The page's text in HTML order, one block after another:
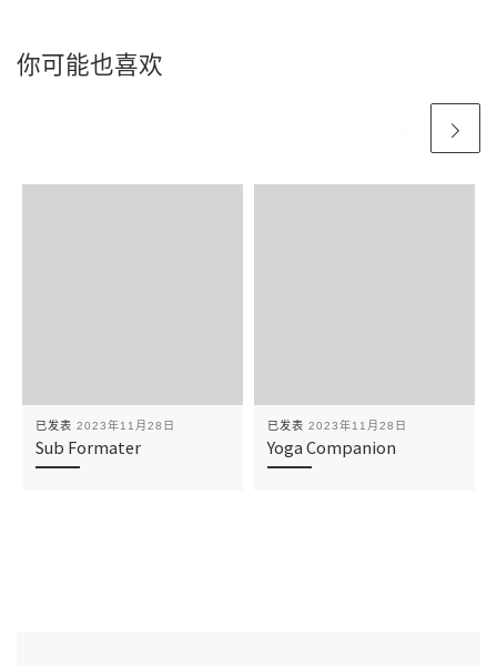
你可能也喜欢
已发表 2023年11月28日
Sub Formater
已发表 2023年11月28日
Yoga Companion